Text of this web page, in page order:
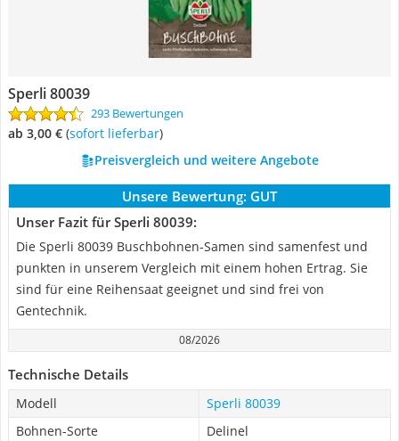
Sperli 80039
293 Bewertungen
ab 3,00 € ( Sofort lieferbar)
Preisvergleich und weitere Angebote
Unsere Bewertung: GUT
Unser Fazit für Sperli 80039:
Die Sperli 80039 Buschbohnen-Samen sind samenfest und
punkten in unserem Vergleich mit einem hohen Ertrag. Sie
sind für eine Reihensaat geeignet und sind frei von
Gentechnik.
08/2026
Technische Details
Modell
Sperli 80039
Bohnen-Sorte
Delinel